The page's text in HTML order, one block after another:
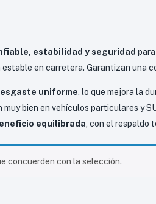
estabilidad y seguridad
en carretera. Garantizan una
uniforme , lo que mejora la
muy bien en vehículos particulares y
equilibrada , con el respaldo
concuerden con la selección.